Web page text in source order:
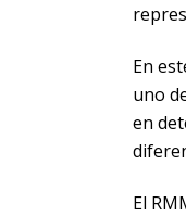
En
uno
en
El